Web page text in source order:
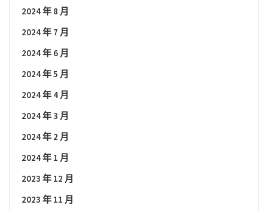
2024 年 8 月
2024 年 7 月
2024 年 6 月
2024 年 5 月
2024 年 4 月
2024 年 3 月
2024 年 2 月
2024 年 1 月
2023 年 12 月
2023 年 11 月